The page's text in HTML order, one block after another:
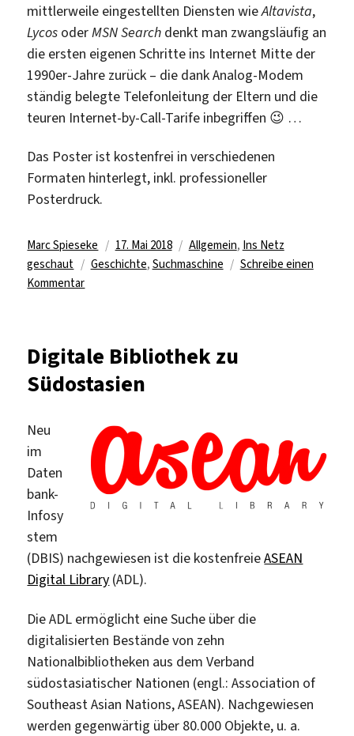
mittlerweile eingestellten Diensten wieAltavista,
Lycos oderMSN Search denkt man zwangsläufig an
die ersten eigenen Schritte ins Internet Mitte der
1990er-Jahre zurück – die dank Analog-Modem
ständig belegte Telefonleitung der Eltern und die
teuren Internet-by-Call-Tarife inbegriffen 😉 …
Das Poster ist kostenfrei in verschiedenen
Formaten hinterlegt, inkl. professioneller
Posterdruck.
Autor
Marc Spieseke
Veröffentlicht
am
17. Mai 2018 Kategorien
Allgemein, Ins Netz
geschaut
Schlagwörter
Geschichte, Suchmaschine
Schreibe einen
Kommentarzu
der
Suchmaschinen
Digitale Bibliothek zu
Südostasien
Neu
im
Daten
bank-
Infosy
stem
(DBIS) nachgewiesen ist die kostenfreieASEAN
Digital Library (ADL).
Die ADL ermöglicht eine Suche über die
digitalisierten Bestände von zehn
Nationalbibliotheken aus dem Verband
südostasiatischer Nationen (engl.: Association of
Southeast Asian Nations, ASEAN). Nachgewiesen
werden gegenwärtig über 80.000 Objekte, u. a.